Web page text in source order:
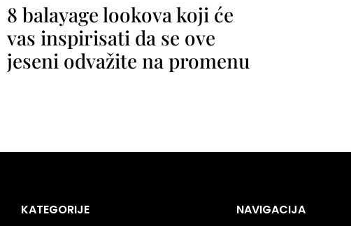
8 balayage lookova koji će
vas inspirisati da se ove
jeseni odvažite na promenu
KATEGORIJE NAVIGACIJA